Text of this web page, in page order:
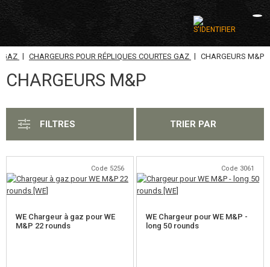
CATÉGORIES
AIRSOFT GUNS
LANCE-GRENADES, GRENADES
BATTERIES, CHARGEURS
CHARGEURS, BB LOADER
GAZ | CHARGEURS POUR RÉPLIQUES COURTES GAZ | CHARGEURS M&P
CHARGEURS M&P
FILTRES TRIER PAR
Code 5256
WE Chargeur à gaz pour WE
M&P 22 rounds
Code 3061
WE Chargeur pour WE M&P -
long 50 rounds